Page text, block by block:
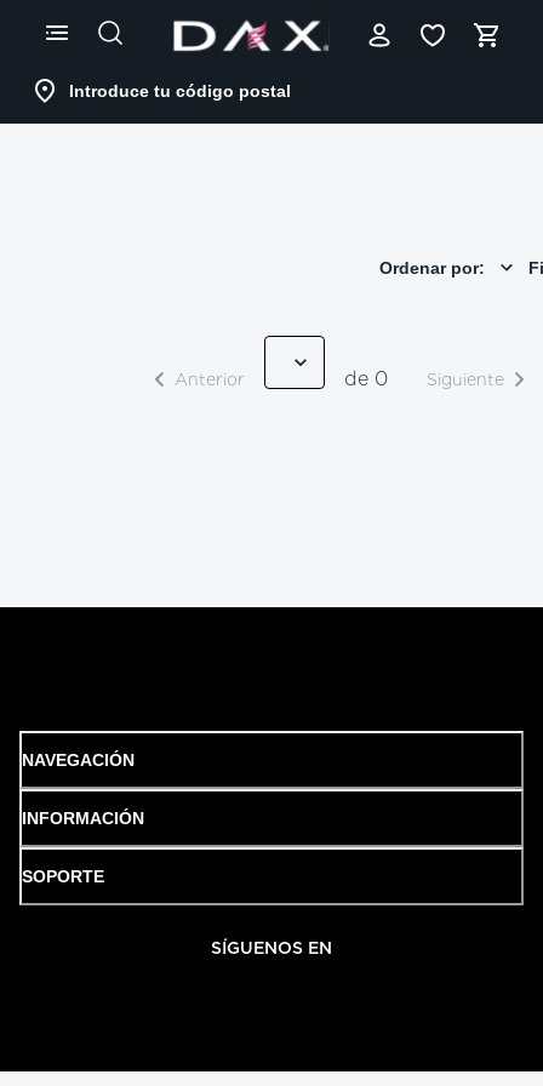
Introduce tu código postal
Ordenar por:
Anterior de 0 Siguiente
NAVEGACIÓN
INFORMACIÓN
SOPORTE
SÍGUENOS EN